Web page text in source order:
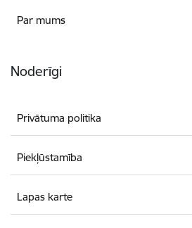
Par mums
Noderīgi
Privātuma politika
Piekļūstamība
Lapas karte